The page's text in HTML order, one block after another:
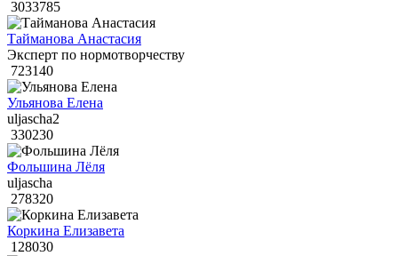
3033785
Тайманова Анастасия
Эксперт по нормотворчеству
723140
Ульянова Елена
uljascha2
330230
Фольшина Лёля
uljascha
278320
Коркина Елизавета
128030